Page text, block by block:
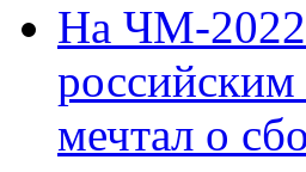
На ЧМ-2022
российским
мечтал о